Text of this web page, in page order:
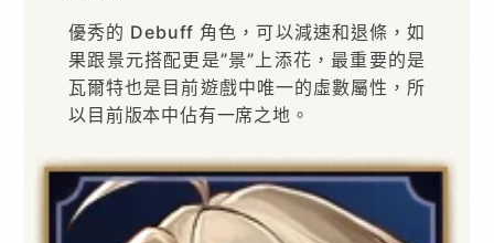
優秀的 Debuff 角色，可以減速和退條，如
果跟景元搭配更是”景”上添花，最重要的是
瓦爾特也是目前遊戲中唯一的虛數屬性，所
以目前版本中佔有一席之地。